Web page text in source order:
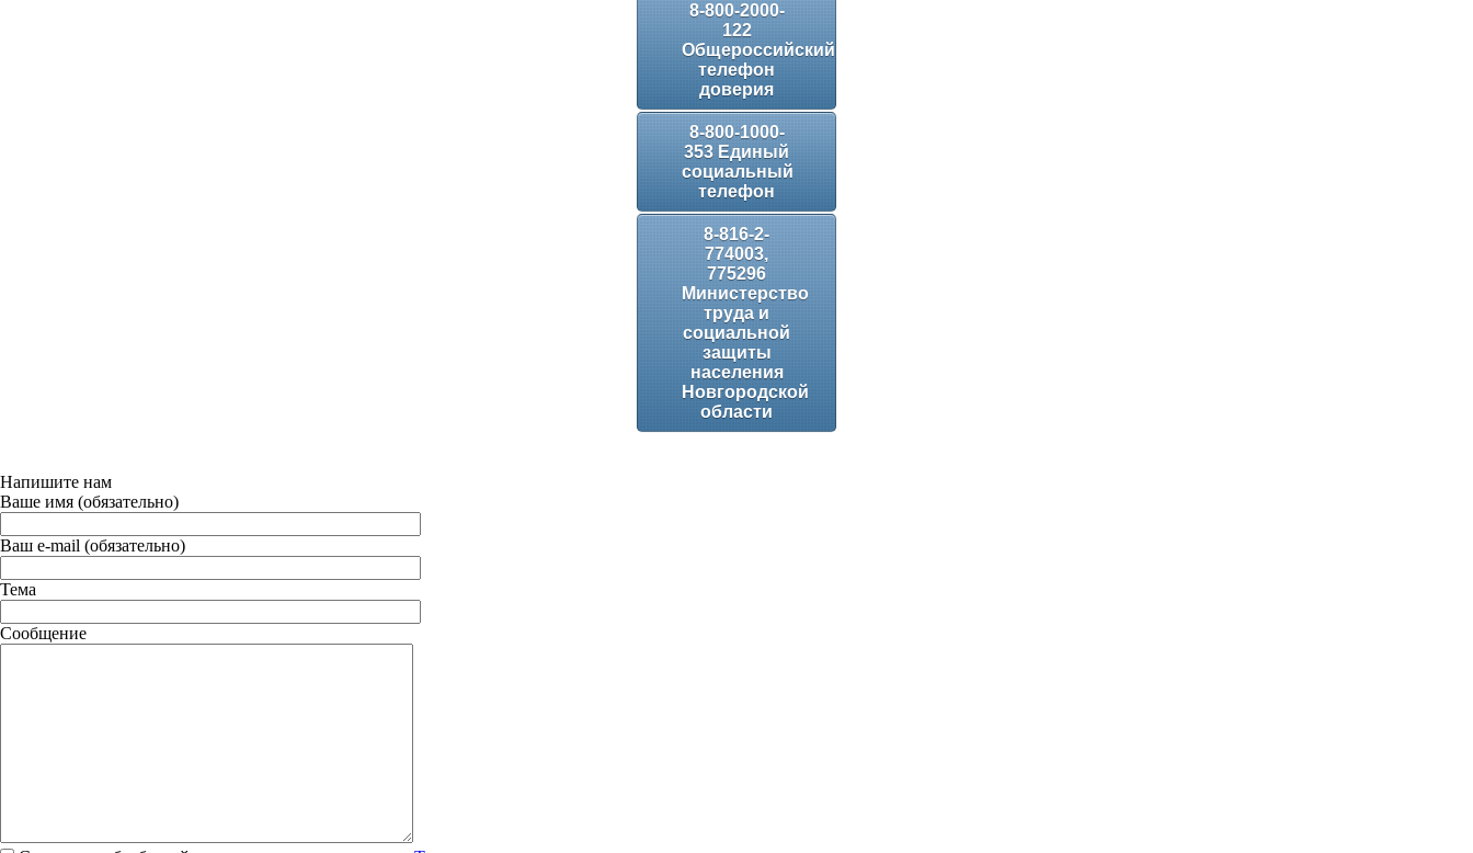
8-800-2000-
122
Общероссийский
телефон
доверия
8-800-1000-
353 Единый
социальный
телефон
8-816-2-
774003,
775296
Министерство
труда и
социальной
защиты
населения
Новгородской
области
Напишите нам
Ваше имя (обязательно)
Ваш e-mail (обязательно)
Тема
Сообщение